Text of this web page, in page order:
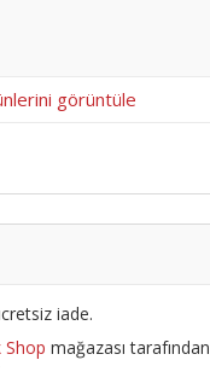
görüntüle
iade.
Shop mağazası tarafından